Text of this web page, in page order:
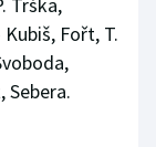
Trška,
Fořt, T.
Sebera.